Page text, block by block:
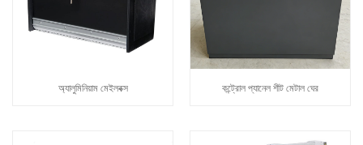
অ্যালুমিনিয়াম মেইলবক্স কন্ট্রোল প্যানেল শীট মেটাল ঘের